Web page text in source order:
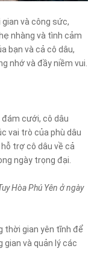
và công sức,
nhàng và tình cảm
bạn và cả cô dâu,
nhớ và đầy niềm vui.
cưới, cô dâu
vai trò của phù dâu
trợ cô dâu về cả
ngày trọng đại.
Hòa Phú Yên ở ngày
thời gian yên tĩnh để
gian và quản lý các